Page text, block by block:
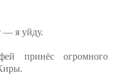
— я уйду.
принёс огромного